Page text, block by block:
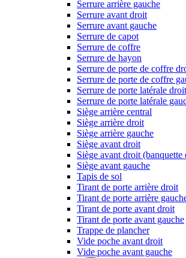
Serrure arrière gauche
Serrure avant droit
Serrure avant gauche
Serrure de capot
Serrure de coffre
Serrure de hayon
Serrure de porte de coffre
Serrure de porte de coffre
Serrure de porte latérale
Serrure de porte latérale
Siège arrière central
Siège arrière droit
Siège arrière gauche
Siège avant droit
Siège avant droit (banquette
Siège avant gauche
Tapis de sol
Tirant de porte arrière droit
Tirant de porte arrière
Tirant de porte avant droit
Tirant de porte avant gauche
Trappe de plancher
Vide poche avant droit
Vide poche avant gauche